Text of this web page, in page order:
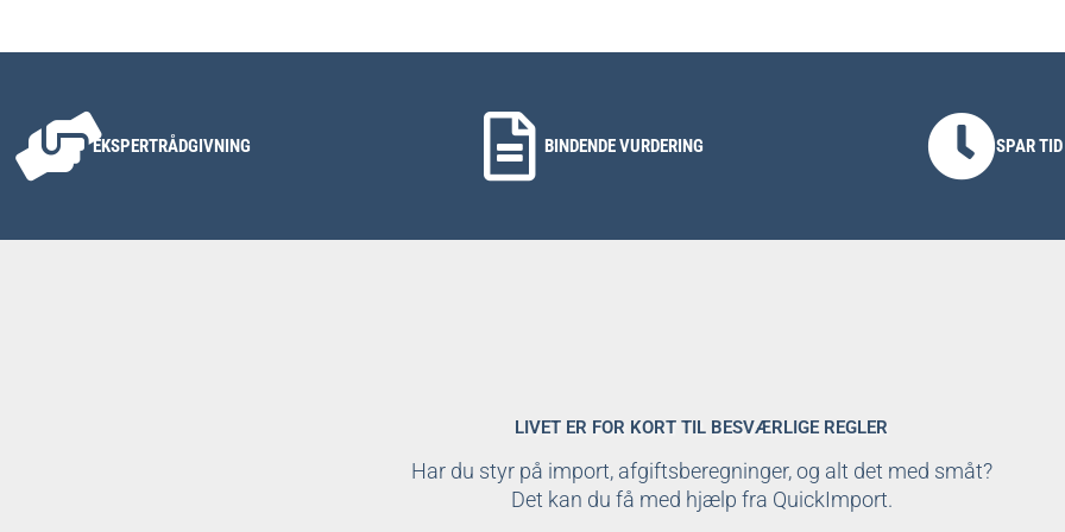
EKSPERTRÅDGIVNING BINDENDE VURDERING SPAR
LIVET ER FOR KORT TIL BESVÆRLIGE REGLER
Har du styr på import, afgiftsberegninger, og alt det med småt?
Det kan du få med hjælp fra QuickImport.